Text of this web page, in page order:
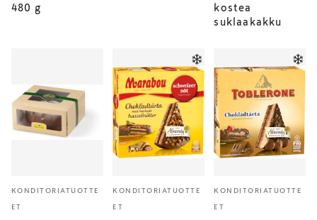
480 g
kostea
suklaakakku
KONDITORIATUOTTE
ET
KONDITORIATUOTTE
ET
KONDITORIATUOTTE
ET